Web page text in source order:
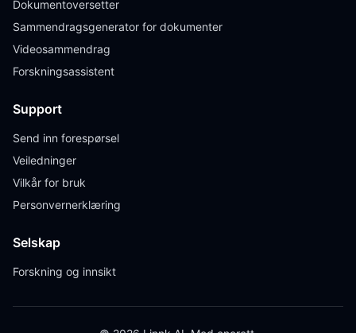
Dokumentoversetter
Sammendragsgenerator for dokumenter
Videosammendrag
Forskningsassistent
Support
Send inn forespørsel
Veiledninger
Vilkår for bruk
Personvernerklæring
Selskap
Forskning og innsikt